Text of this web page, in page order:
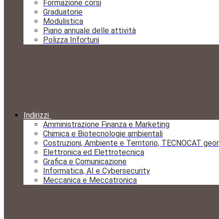
Formazione corsi
Graduatorie
Modulistica
Piano annuale delle attività
Polizza Infortuni
Indirizzi
Amministrazione Finanza e Marketing
Chimica e Biotecnologie ambientali
Costruzioni, Ambiente e Territorio, TECNOCAT
Elettronica ed Elettrotecnica
Grafica e Comunicazione
Informatica, AI e Cybersecurity
Meccanica e Meccatronica